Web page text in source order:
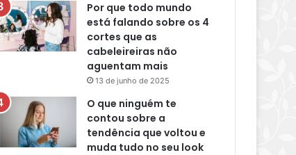
Por que todo mundo
está falando sobre os 4
cortes que as
cabeleireiras não
aguentam mais
13 de junho de 2025
O que ninguém te
contou sobre a
tendência que voltou e
muda tudo no seu look